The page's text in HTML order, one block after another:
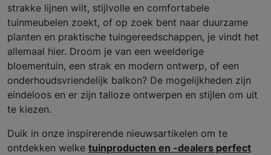
strakke lijnen wilt, stijlvolle en comfortabele
tuinmeubelen zoekt, of op zoek bent naar duurzame
planten en praktische tuingereedschappen, je vindt het
allemaal hier. Droom je van een weelderige
bloementuin, een strak en modern ontwerp, of een
onderhoudsvriendelijk balkon? De mogelijkheden zijn
eindeloos en er zijn talloze ontwerpen en stijlen om uit
te kiezen.
Duik in onze inspirerende nieuwsartikelen om te
ontdekken welke tuinproducten en -dealers perfect